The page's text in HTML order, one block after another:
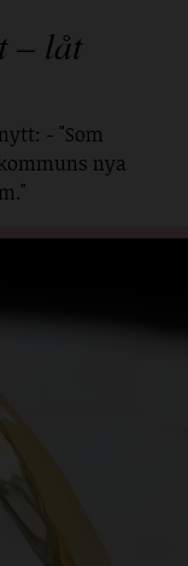
– låt
- "Som
nya